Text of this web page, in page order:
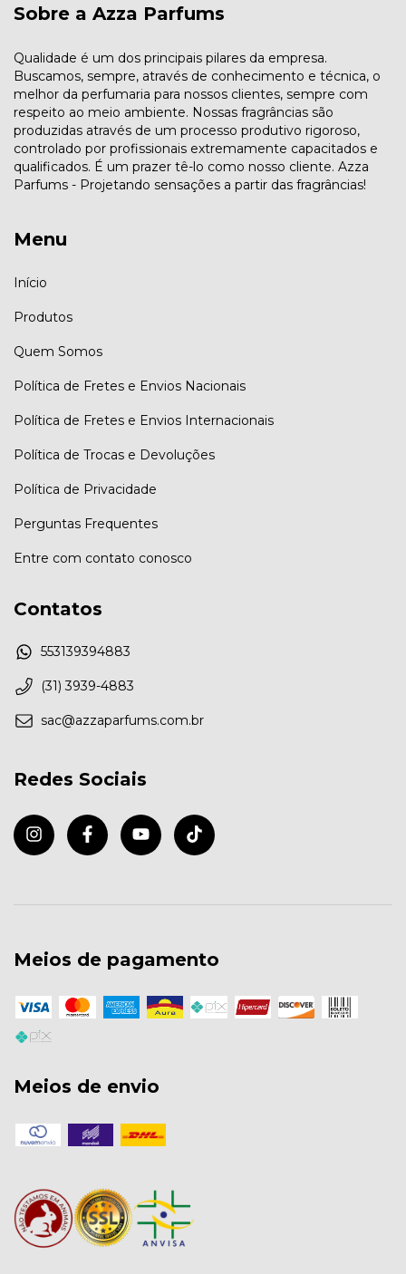
Sobre a Azza Parfums
Qualidade é um dos principais pilares da empresa.
Buscamos, sempre, através de conhecimento e técnica, o
melhor da perfumaria para nossos clientes, sempre com
respeito ao meio ambiente. Nossas fragrâncias são
produzidas através de um processo produtivo rigoroso,
controlado por profissionais extremamente capacitados e
qualificados. É um prazer tê-lo como nosso cliente. Azza
Parfums - Projetando sensações a partir das fragrâncias!
Menu
Início
Produtos
Quem Somos
Política de Fretes e Envios Nacionais
Política de Fretes e Envios Internacionais
Política de Trocas e Devoluções
Política de Privacidade
Perguntas Frequentes
Entre com contato conosco
Contatos
553139394883
(31) 3939-4883
sac@azzaparfums.com.br
Redes Sociais
Meios de pagamento
Meios de envio